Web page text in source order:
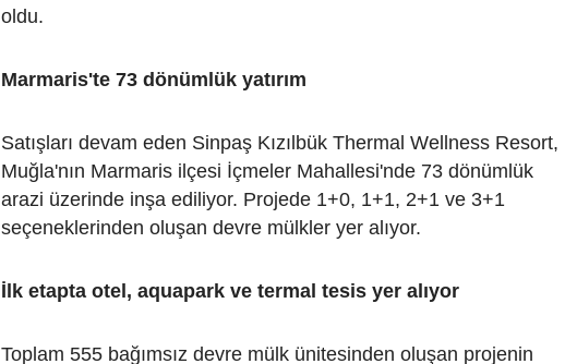
oldu.
Marmaris'te 73 dönümlük yatırım
Satışları devam eden Sinpaş Kızılbük Thermal Wellness Resort,
Muğla'nın Marmaris ilçesi İçmeler Mahallesi'nde 73 dönümlük
arazi üzerinde inşa ediliyor. Projede 1+0, 1+1, 2+1 ve 3+1
seçeneklerinden oluşan devre mülkler yer alıyor.
İlk etapta otel, aquapark ve termal tesis yer alıyor
Toplam 555 bağımsız devre mülk ünitesinden oluşan projenin